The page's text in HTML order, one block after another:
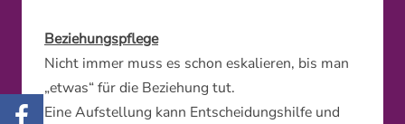
Beziehungspflege
Nicht immer muss es schon eskalieren, bis man
„etwas“ für die Beziehung tut.
Eine Aufstellung kann Entscheidungshilfe und